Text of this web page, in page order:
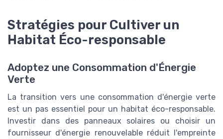
Stratégies pour Cultiver un
Habitat Éco-responsable
Adoptez une Consommation d'Énergie
Verte
La transition vers une consommation d'énergie verte
est un pas essentiel pour un habitat éco-responsable.
Investir dans des panneaux solaires ou choisir un
fournisseur d'énergie renouvelable réduit l'empreinte